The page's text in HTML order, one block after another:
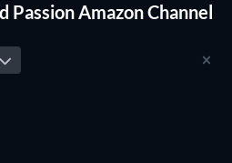
Passion Amazon Channel